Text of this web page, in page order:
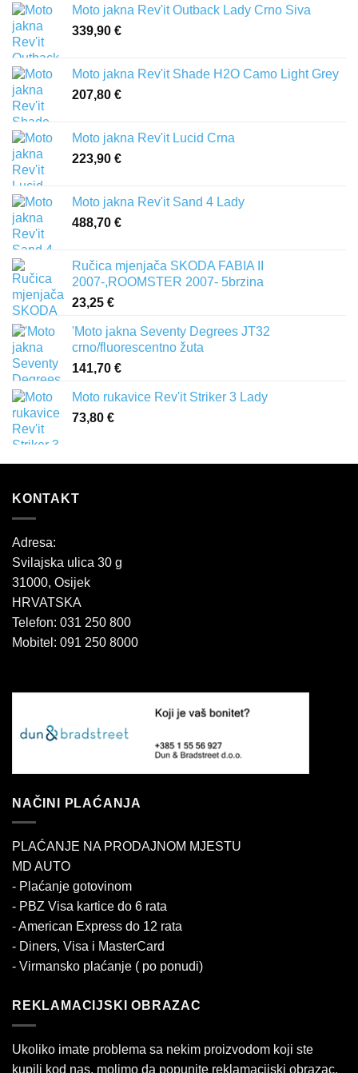
Moto jakna Rev'it Outback Lady Crno Siva
339,90 €
Moto jakna Rev'it Shade H2O Camo Light Grey
207,80 €
Moto jakna Rev'it Lucid Crna
223,90 €
Moto jakna Rev'it Sand 4 Lady
488,70 €
Ručica mjenjača SKODA FABIA II
2007-,ROOMSTER 2007- 5brzina
23,25 €
'Moto jakna Seventy Degrees JT32
crno/fluorescentno žuta
141,70 €
Moto rukavice Rev'it Striker 3 Lady
73,80 €
KONTAKT
Adresa:
Svilajska ulica 30 g
31000, Osijek
HRVATSKA
Telefon: 031 250 800
Mobitel: 091 250 8000
NAČINI PLAĆANJA
PLAĆANJE NA PRODAJNOM MJESTU
MD AUTO
- Plaćanje gotovinom
- PBZ Visa kartice do 6 rata
- American Express do 12 rata
- Diners, Visa i MasterCard
- Virmansko plaćanje ( po ponudi)
REKLAMACIJSKI OBRAZAC
Ukoliko imate problema sa nekim proizvodom koji ste
kupili kod nas, molimo da popunite reklamacijski obrazac.